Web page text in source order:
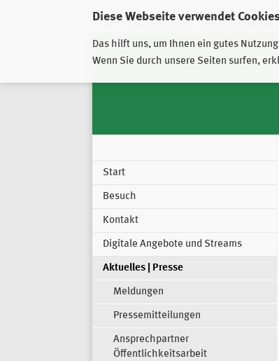
Diese Webseite verwendet
Das hilft uns, um Ihnen ein gutes
Wenn Sie durch unsere Seiten surfen,
Start
Besuch
Kontakt
Digitale Angebote und Streams
Aktuelles | Presse
Meldungen
Pressemitteilungen
Ansprechpartner
Öffentlichkeitsarbeit